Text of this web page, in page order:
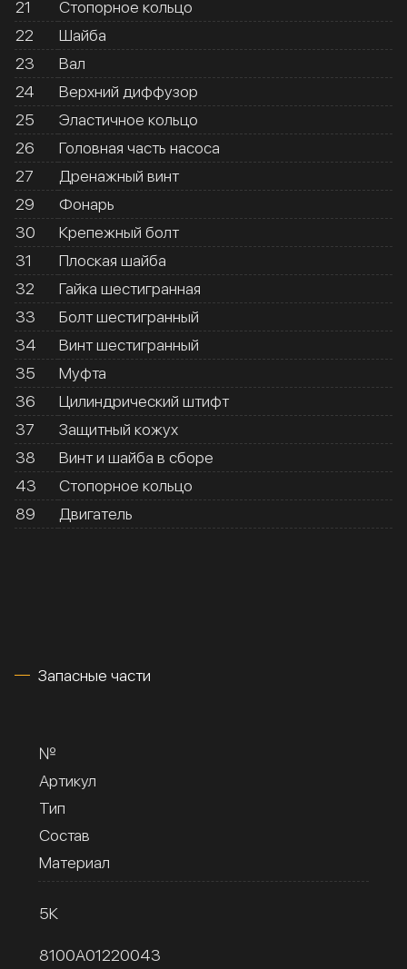
21
Стопорное кольцо
22
Шайба
23
Вал
24
Верхний диффузор
25
Эластичное кольцо
26
Головная часть насоса
27
Дренажный винт
29
Фонарь
30
Крепежный болт
31
Плоская шайба
32
Гайка шестигранная
33
Болт шестигранный
34
Винт шестигранный
35
Муфта
36
Цилиндрический штифт
37
Защитный кожух
38
Винт и шайба в сборе
43
Стопорное кольцо
89
Двигатель
Запасные части
№
Артикул
Тип
Состав
Материал
5К
8100A01220043